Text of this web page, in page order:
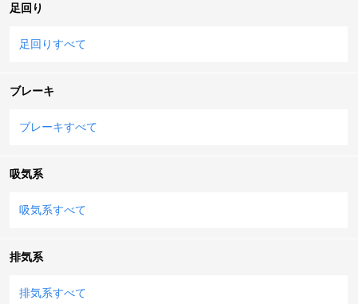
足回り
足回りすべて
ブレーキ
ブレーキすべて
吸気系
吸気系すべて
排気系
排気系すべて